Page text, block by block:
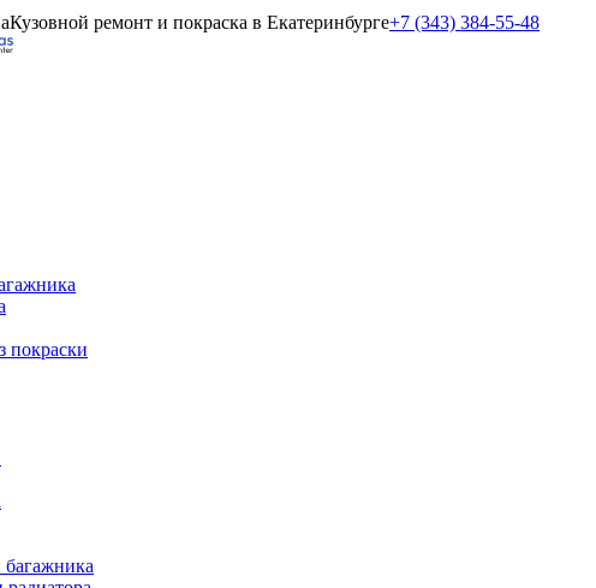
Кузовной ремонт и покраска в Екатеринбурге+7 (343) 384-55-48
покраски